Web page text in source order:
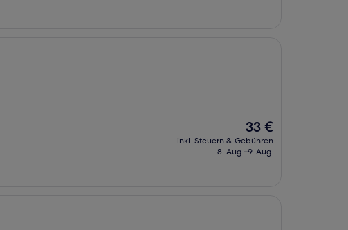
Der
Preis
beträgt
33 €
inkl. Steuern & Gebühren
8. Aug.–9. Aug.